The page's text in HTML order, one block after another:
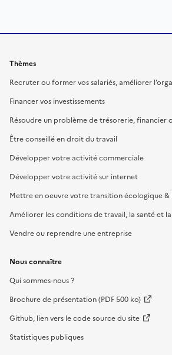
Thèmes
Recruter ou former vos salariés, améliorer
Financer vos investissements
Résoudre un problème de trésorerie, financier
Être conseillé en droit du travail
Développer votre activité commerciale
Développer votre activité sur internet
Mettre en oeuvre votre transition écologique &
Améliorer les conditions de travail, la santé et
Vendre ou reprendre une entreprise
Nous connaître
Qui sommes-nous ?
Brochure de présentation (PDF 500 ko)
Github, lien vers le code source du site
Statistiques publiques